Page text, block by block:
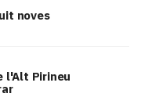
noves
l'Alt Pirineu